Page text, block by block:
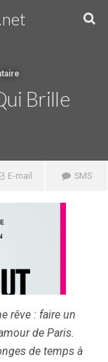
Brille
E-mail SMS
rêve : faire un
de Paris.
de temps à